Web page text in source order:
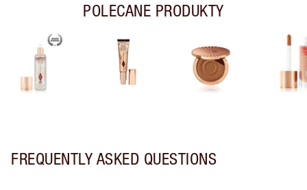
POLECANE PRODUKTY
FREQUENTLY ASKED QUESTIONS